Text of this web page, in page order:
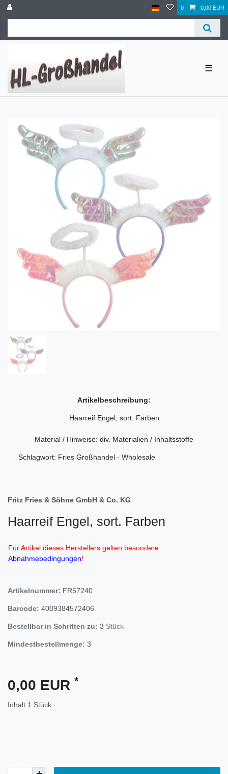
0 0,00 EUR
☰
Artikelbeschreibung:
Haarreif Engel, sort. Farben
Material / Hinweise: div. Materialien / Inhaltsstoffe
Schlagwort: Fries Großhandel - Wholesale
Fritz Fries & Söhne GmbH & Co. KG
Haarreif Engel, sort. Farben
Für Artikel dieses Herstellers gelten besondere
Abnahmebedingungen!
Artikelnummer: FR57240
Barcode: 4009384572406
Bestellbar in Schritten zu: 3 Stück
Mindestbestellmenge: 3
0,00 EUR *
Inhalt 1 Stück